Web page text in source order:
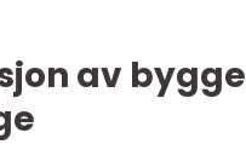
av bygge